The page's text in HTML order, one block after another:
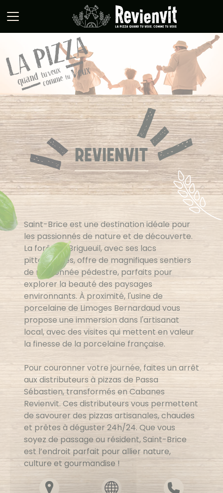
REVIENVIT
Saint-Brice est une destination idéale pour
les passionnés de nature et de découverte.
La forêt de Brigueuil, avec ses lacs
pittoresques, offre de magnifiques sentiers
de randonnée pédestre, parfaits pour
explorer la beauté des paysages
environnants. À proximité, l'usine de
porcelaine de Limoges Bernardaud vous
propose une immersion dans l'artisanat
local, avec des visites qui mettent en valeur
la finesse de la porcelaine française.
Pour couronner votre journée, faites un arrêt
aux distributeurs à pizzas de Passa
Sébastien, transformés en Cabanes
Revienvit. Ces distributeurs vous permettent
de savourer des pizzas artisanales, chaudes
et prêtes à déguster 24h/24. Que vous
soyez de passage ou résident, Saint-Brice
est l’endroit parfait pour allier nature,
culture et gourmandise !
Panneau de gestion des cookies